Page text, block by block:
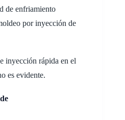
de enfriamiento
por inyección de
inyección rápida en el
es evidente.